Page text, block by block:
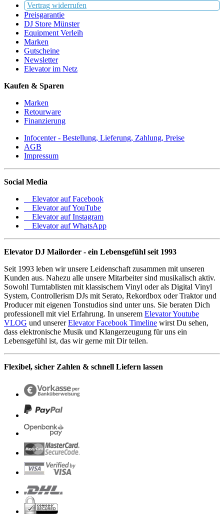
Vertrag widerrufen
Preisgarantie
DJ Store Münster
Equipment Verleih
Marken
Gutscheine
Newsletter
Elevator im Netz
Kaufen & Sparen
Marken
Retourware
Finanzierung
Infocenter - Bestellung, Lieferung, Zahlung, Preise
AGB
Impressum
Social Media
Elevator auf Facebook
Elevator auf YouTube
Elevator auf Instagram
Elevator auf WhatsApp
Elevator DJ Mailorder - ein Lebensgefühl seit 1993
Seit 1993 leben wir unsere Leidenschaft zusammen mit unseren
Kunden aus. Nahezu alle unsere Mitarbeiter sind musikalisch aktiv.
Sowohl Turntablisten mit klassischem Vinyl oder als Digital Vinyl
System, Controllerism DJs mit Serato, Rekordbox oder Traktor und
Producer mit eigenen Tonstudios sind unter uns. Sie beraten Dich
professionell mit viel Erfahrung. In unserem Elevator Youtube
VLOG und unsererElevator Facebook Timeline wirst Du sehen,
dass elektronische Musik und Klangerzeugung für uns ein
Lebensgefühl ist, das wir gerne mit Dir teilen.
Flexibel, sicher Zahlen & schnell Liefern lassen